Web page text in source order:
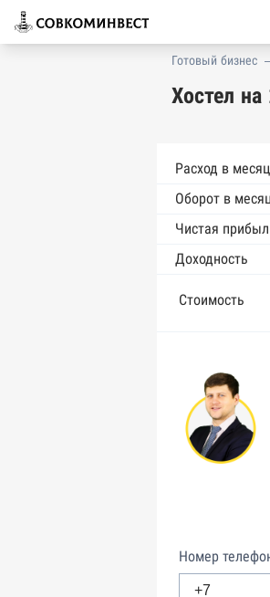
Готовый бизнес
Хостел
Расход в месяц
Оборот в
Чистая
Доходность
Стоимость
Номер